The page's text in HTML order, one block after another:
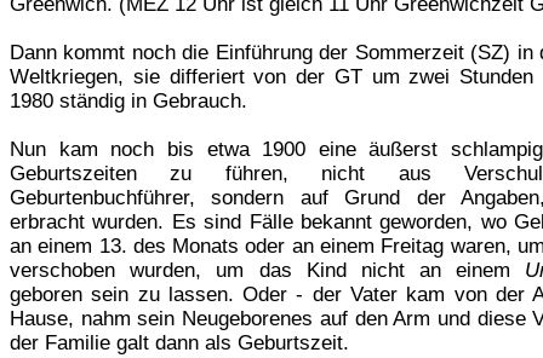
Dann kommt noch die Einführung der Sommerzeit (SZ) in
Weltkriegen, sie differiert von der GT um zwei
1980 ständig in Gebrauch.
Nun kam noch bis etwa 1900 eine äußerst
Geburtszeiten zu führen, nicht aus
Geburtenbuchführer, sondern auf Grund der
erbracht wurden. Es sind Fälle bekannt geworden, wo
an einem 13. des Monats oder an einem Freitag waren,
verschoben wurden, um das Kind nicht an einem
geboren sein zu lassen. Oder - der Vater kam von der
Hause, nahm sein Neugeborenes auf den Arm und diese
der Familie galt dann als Geburtszeit.